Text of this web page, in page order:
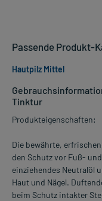
Tinktur
Produkteigenschaften:
Die bewährte,
den Schutz vor Fuß-
einziehendes Neutralöl
Haut und Nägel.
beim Schutz intakter
Passende Produkt-
Hautpilz Mittel